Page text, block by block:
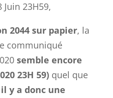
23H59,
2044 sur papier, la
communiqué
semble encore
23H 59) quel que
il y a donc une